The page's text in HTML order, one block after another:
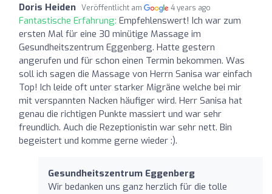
Doris Heiden Veröffentlicht am 4 years ago
Fantastische Erfahrung: Empfehlenswert! Ich war zum
ersten Mal für eine 30 minütige Massage im
Gesundheitszentrum Eggenberg. Hatte gestern
angerufen und für schon einen Termin bekommen. Was
soll ich sagen die Massage von Herrn Sanisa war einfach
Top! Ich leide oft unter starker Migräne welche bei mir
mit verspannten Nacken häufiger wird. Herr Sanisa hat
genau die richtigen Punkte massiert und war sehr
freundlich. Auch die Rezeptionistin war sehr nett. Bin
begeistert und komme gerne wieder :).
Gesundheitszentrum Eggenberg
Wir bedanken uns ganz herzlich für die tolle